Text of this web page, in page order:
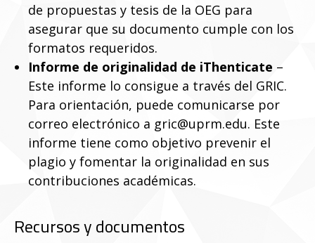
de propuestas y tesis de la OEG para
asegurar que su documento cumple con los
formatos requeridos.
Informe de originalidad de iThenticate –
Este informe lo consigue a través del GRIC.
Para orientación, puede comunicarse por
correo electrónico a gric@uprm.edu. Este
informe tiene como objetivo prevenir el
plagio y fomentar la originalidad en sus
contribuciones académicas.
Recursos y documentos